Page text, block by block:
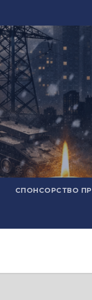
СПОНСОРСТВО